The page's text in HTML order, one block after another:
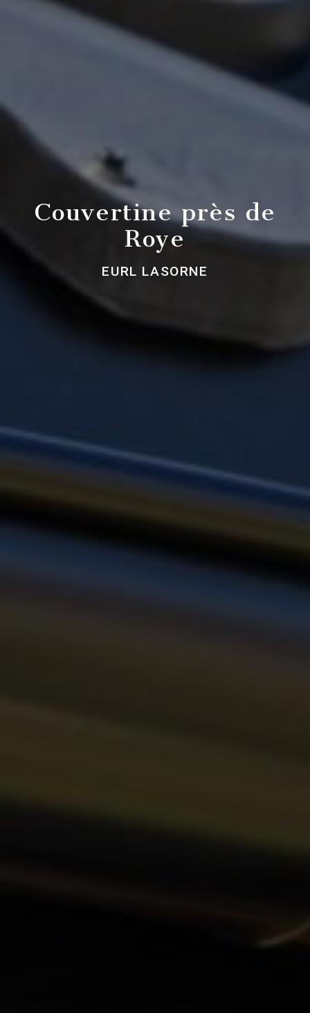
Couvertine près de
Roye
EURL LASORNE